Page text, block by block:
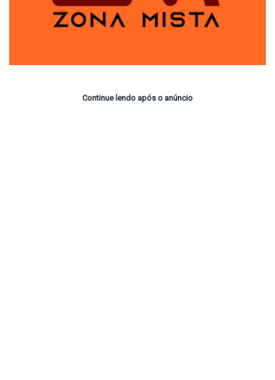
Continue lendo após o anúncio